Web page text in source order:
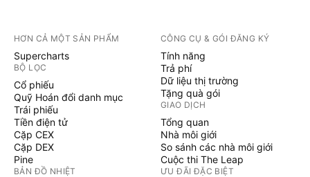
HƠN CẢ MỘT SẢN PHẨM
Supercharts
BỘ LỌC
Cổ phiếu
Quỹ Hoán đổi danh mục
Trái phiếu
Tiền điện tử
Cặp CEX
Cặp DEX
Pine
BẢN ĐỒ NHIỆT
CÔNG CỤ & GÓI ĐĂNG KÝ
Tính năng
Trả phí
Dữ liệu thị trường
Tặng quà gói
GIAO DỊCH
Tổng quan
Nhà môi giới
So sánh các nhà môi giới
Cuộc thi The Leap
ƯU ĐÃI ĐẶC BIỆT